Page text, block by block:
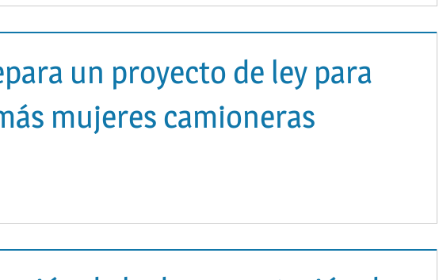
un proyecto de ley para
mujeres camioneras